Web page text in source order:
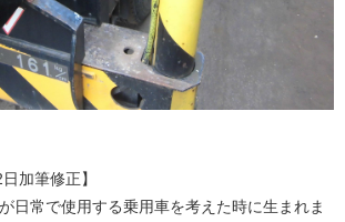
加筆修正】
日常で使用する乗用車を考えた時に生まれま